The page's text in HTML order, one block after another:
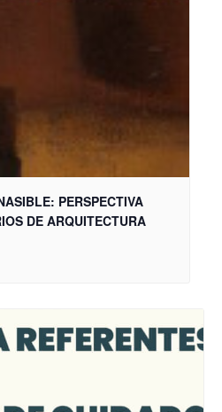
PERSPECTIVA
DE ARQUITECTURA